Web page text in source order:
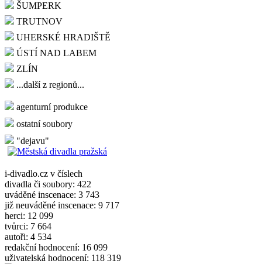
ŠUMPERK
TRUTNOV
UHERSKÉ HRADIŠTĚ
ÚSTÍ NAD LABEM
ZLÍN
...další z regionů...
agenturní produkce
ostatní soubory
"dejavu"
i-divadlo.cz v číslech
divadla či soubory: 422
uváděné inscenace: 3 743
již neuváděné inscenace: 9 717
herci: 12 099
tvůrci: 7 664
autoři: 4 534
redakční hodnocení: 16 099
uživatelská hodnocení: 118 319